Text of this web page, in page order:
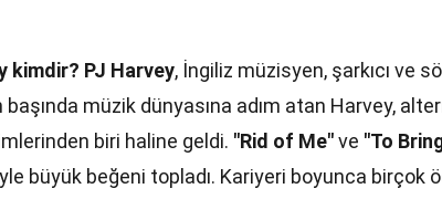
kimdir? PJ Harvey, İngiliz müzisyen, şarkıcı ve
başında müzik dünyasına adım atan Harvey,
biri haline geldi. "Rid of Me"ve "To
büyük beğeni topladı. Kariyeri boyunca birçok